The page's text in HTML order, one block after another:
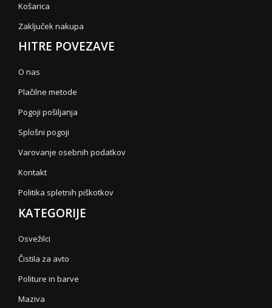
Košarica
Zaključek nakupa
HITRE POVEZAVE
O nas
Plačilne metode
Pogoji pošiljanja
Splošni pogoji
Varovanje osebnih podatkov
Kontakt
Politika spletnih piškotkov
KATEGORIJE
Osvežilci
Čistila za avto
Politure in barve
Maziva